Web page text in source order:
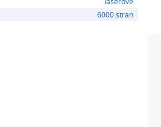
6000 stran